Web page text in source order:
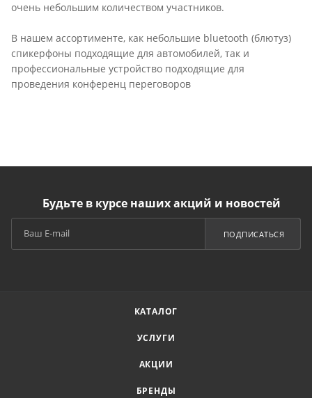
очень небольшим количеством участников.
В нашем ассортименте, как небольшие bluetooth (блютуз)
спикерфоны подходящие для автомобилей, так и
профессиональные устройство подходящие для
проведения конференц переговоров
Будьте в курсе наших акций и новостей
ПОДПИСАТЬСЯ
КАТАЛОГ
УСЛУГИ
АКЦИИ
БРЕНДЫ